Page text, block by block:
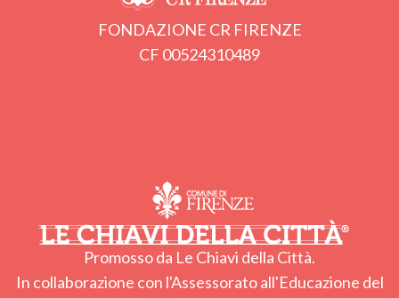
FONDAZIONE CR FIRENZE
CF 00524310489
Promosso da Le Chiavi della Città.
In collaborazione con l'Assessorato all'Educazione del